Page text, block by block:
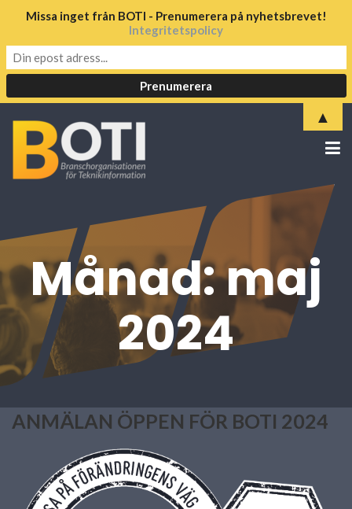
Månad:maj
2024
ANMÄLAN ÖPPEN FÖR BOTI 2024
Missa inget från BOTI - Prenumerera på nyhetsbrevet!
Integritetspolicy
▲